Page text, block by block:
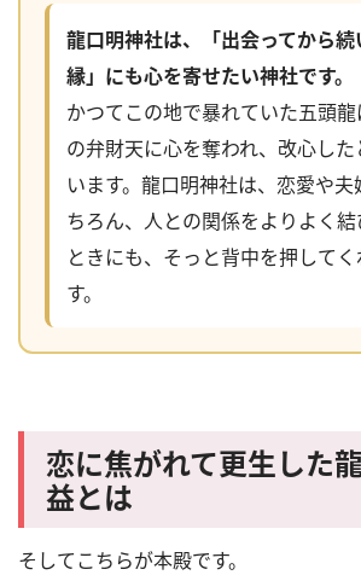
龍口明神社は、「出会ってから
縁」にも心を寄せたい神社です。
かつてこの地で暴れていた五頭
の弁財天に心を奪われ、改心し
います。龍口明神社は、恋愛や夫
ちろん、人との関係をよりよく
ときにも、そっと背中を押して
す。
恋に焦がれて更生した
益とは
そしてこちらが本殿です。